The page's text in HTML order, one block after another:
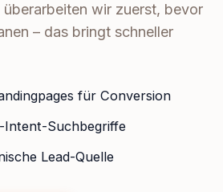
überarbeiten wir zuerst, bevor
– das bringt schneller
für Conversion
Suchbegriffe
Lead-Quelle